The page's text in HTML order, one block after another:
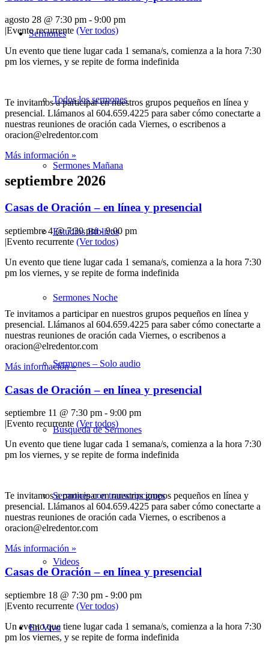
Sermones
Todos los sermones
Sermones Mañana
Estudios Bíblicos
Sermones Noche
Sermones – Solo audio
Búsqueda de Sermones
Sermones con transcripciones
Videos
En Vivo
agosto 28 @ 7:30 pm - 9:00 pm
|Evento recurrente (Ver todos)
Un evento que tiene lugar cada 1 semana/s, comienza a la hora 7:30
pm los viernes, y se repite de forma indefinida
Te invitamos a participar en nuestros grupos pequeños en línea y
presencial. Llámanos al 604.659.4225 para saber cómo conectarte a
nuestras reuniones de oración cada Viernes, o escribenos a
oracion@elredentor.com
Más información »
septiembre 2026
Casas de Oración – en línea y presencial
septiembre 4 @ 7:30 pm-9:00 pm
|Evento recurrente (Ver todos)
Un evento que tiene lugar cada 1 semana/s, comienza a la hora 7:30
pm los viernes, y se repite de forma indefinida
Te invitamos a participar en nuestros grupos pequeños en línea y
presencial. Llámanos al 604.659.4225 para saber cómo conectarte a
nuestras reuniones de oración cada Viernes, o escribenos a
oracion@elredentor.com
Más información »
Casas de Oración – en línea y presencial
septiembre 11 @ 7:30 pm - 9:00 pm
|Evento recurrente (Ver todos)
Un evento que tiene lugar cada 1 semana/s, comienza a la hora 7:30
pm los viernes, y se repite de forma indefinida
Te invitamos a participar en nuestros grupos pequeños en línea y
presencial. Llámanos al 604.659.4225 para saber cómo conectarte a
nuestras reuniones de oración cada Viernes, o escribenos a
oracion@elredentor.com
Más información »
Casas de Oración – en línea y presencial
septiembre 18 @ 7:30 pm - 9:00 pm
|Evento recurrente (Ver todos)
Un evento que tiene lugar cada 1 semana/s, comienza a la hora 7:30
pm los viernes, y se repite de forma indefinida